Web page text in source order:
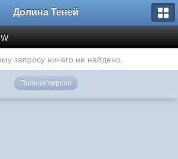
Долина Теней
запросу ничего не найдено.
Полная версия